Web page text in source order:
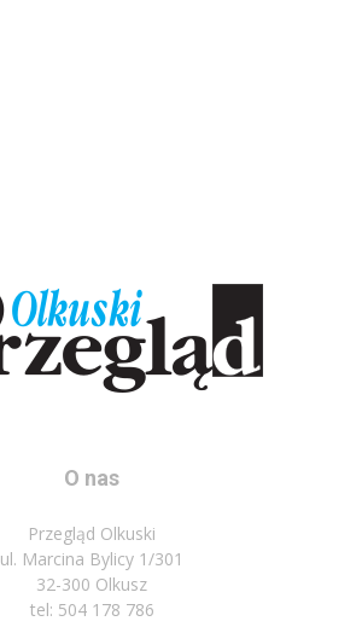
O nas
Przegląd Olkuski
ul. Marcina Bylicy 1/301
32-300 Olkusz
tel: 504 178 786